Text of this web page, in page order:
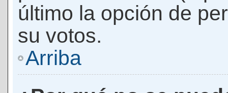
último la opción de
su votos.
Arriba